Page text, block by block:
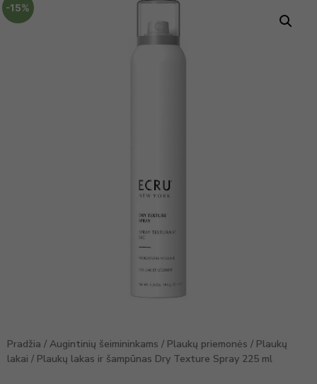
-15%
Pradžia / Augintinių šeimininkams / Plaukų priemonės / Plaukų
lakai / Plaukų lakas ir šampūnas Dry Texture Spray 225 ml